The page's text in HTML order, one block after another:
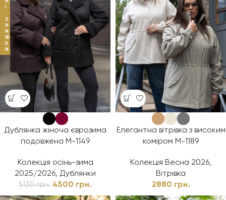
Н
З
Н
И
Ж
К
И
Дублянка жіноча єврозима
подовжена М-1149
Колекція осінь-зима
2025/2026, Дублянки
5130грн. 4500 грн.
Елегантна вітрівка з високим
коміром М-1189
Колекція Весна 2026,
Вітрівка
2880 грн.